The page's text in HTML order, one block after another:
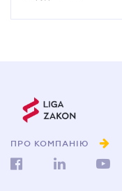
ПРО КОМПАНІЮ